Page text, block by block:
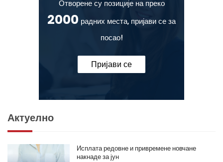
Отворене су позиције на преко
2000 радних места, пријави се за
посао!
Пријави се
Актуелно
Исплата редовне и привремене новчане
накнаде за јун